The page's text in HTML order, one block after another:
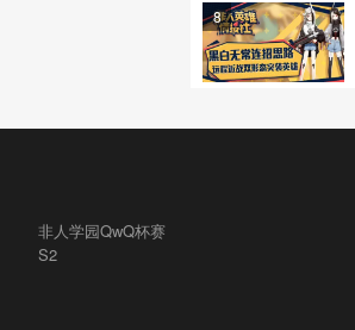
8
非人学园QwQ杯赛
S2